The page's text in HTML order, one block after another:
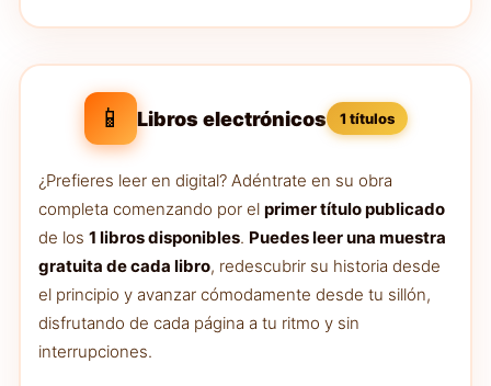
📱 Libros electrónicos 1 títulos
¿Prefieres leer en digital? Adéntrate en su obra
completa comenzando por el primer título publicado
de los 1 libros disponibles. Puedes leer una muestra
gratuita de cada libro, redescubrir su historia desde
el principio y avanzar cómodamente desde tu sillón,
disfrutando de cada página a tu ritmo y sin
interrupciones.